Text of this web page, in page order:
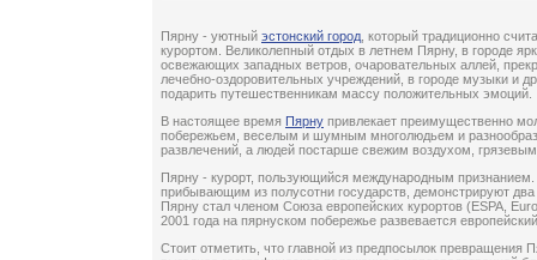
Пярну - уютный эстонский город, который традиционно
курортом. Великолепный отдых в летнем Пярну, в городе
освежающих западных ветров, очаровательных аллей,
лечебно-оздоровительных учреждений, в городе музыки и
подарить путешественникам массу положительных эмоций.
В настоящее время Пярну привлекает преимущественно
побережьем, веселым и шумным многолюдьем и
развлечений, а людей постарше свежим воздухом,
Пярну - курорт, пользующийся международным признанием.
прибывающим из полусотни государств, демонстрируют два
Пярну стал членом Союза европейских курортов (ESPA,
2001 года на пярнуском побережье развевается
Стоит отметить, что главной из предпосылок превращения